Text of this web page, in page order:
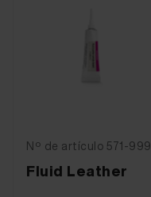
Nº de artículo 571-999
Fluid Leather